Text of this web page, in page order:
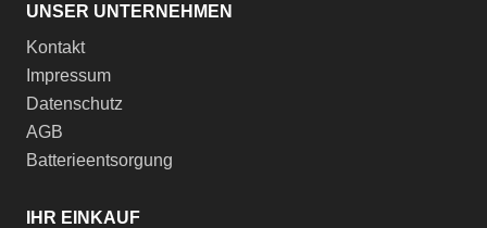
UNSER UNTERNEHMEN
Kontakt
Impressum
Datenschutz
AGB
Batterieentsorgung
IHR EINKAUF